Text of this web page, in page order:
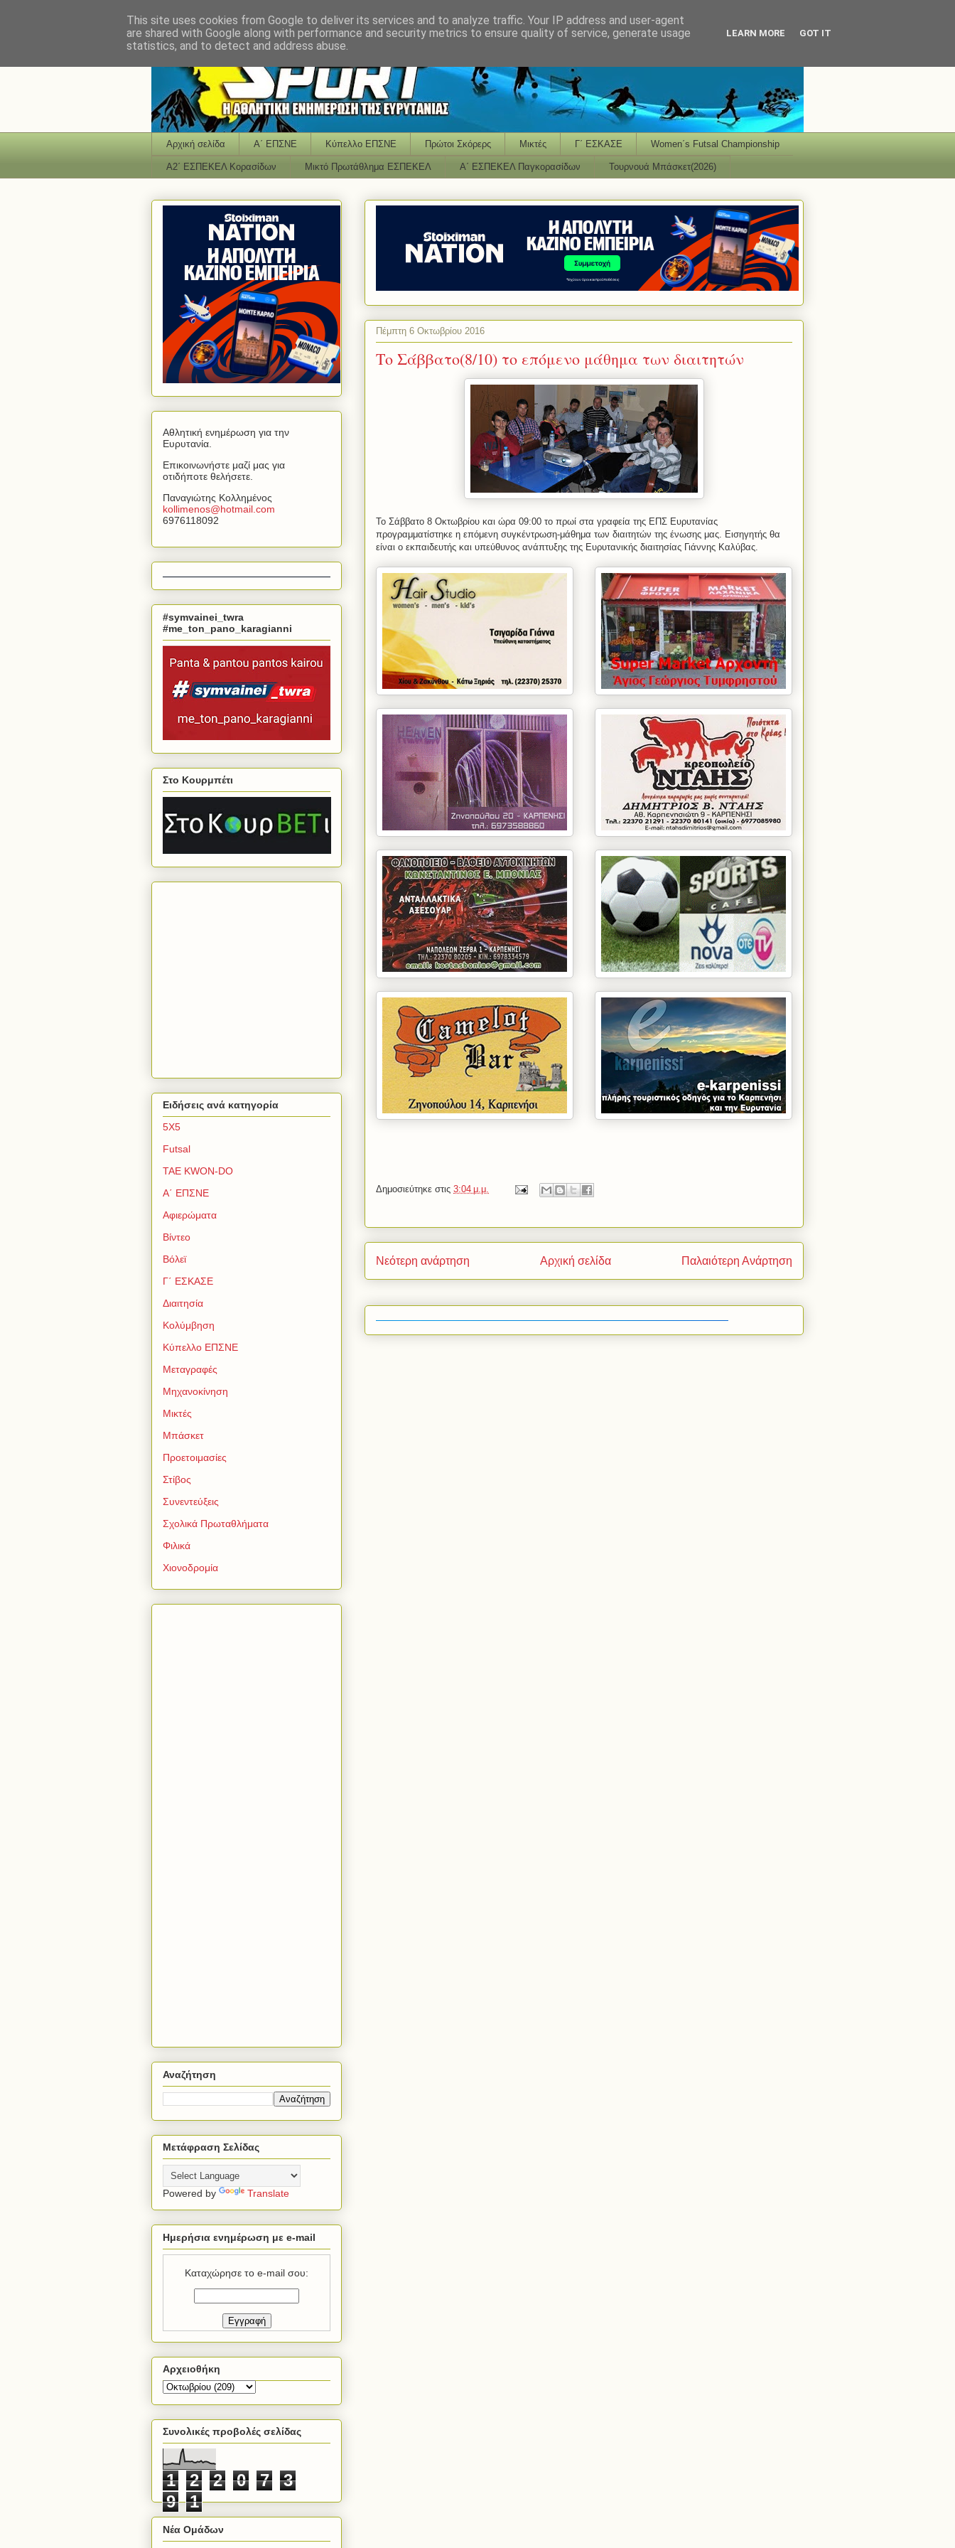
Αρχική σελίδα Α΄ ΕΠΣΝΕ Κύπελλο ΕΠΣΝΕ Πρώτοι Σκόρερς Μικτές Γ΄ ΕΣΚΑΣΕ Women΄s Futsal Championship
Α2΄ ΕΣΠΕΚΕΛ Κορασίδων Μικτό Πρωτάθλημα ΕΣΠΕΚΕΛ Α΄ ΕΣΠΕΚΕΛ Παγκορασίδων Τουρνουά Μπάσκετ(2026)
Πέμπτη 6 Οκτωβρίου 2016
Το Σάββατο(8/10) το επόμενο μάθημα των διαιτητών
Το Σάββατο 8 Οκτωβρίου και ώρα 09:00 το πρωί στα γραφεία της ΕΠΣ Ευρυτανίας
προγραμματίστηκε η επόμενη συγκέντρωση-μάθημα των διαιτητών της ένωσης μας. Εισηγητής θα
είναι ο εκπαιδευτής και υπεύθυνος ανάπτυξης της Ευρυτανικής διαιτησίας Γιάννης Καλύβας.
Δημοσιεύτηκε στις 3:04 μ.μ.
Νεότερη ανάρτηση Παλαιότερη Ανάρτηση
Αρχική σελίδα
Αθλητική ενημέρωση για την
Ευρυτανία.
Επικοινωνήστε μαζί μας για
οτιδήποτε θελήσετε.
Παναγιώτης Κολλημένος
kollimenos@hotmail com
6976118092
#symvainei_twra
#me_ton_pano_karagianni
Στο Κουρμπέτι
Ειδήσεις ανά κατηγορία
5Χ5
Futsal
TAE KWON-DO
Α΄ ΕΠΣΝΕ
Αφιερώματα
Βίντεο
Βόλεϊ
Γ΄ ΕΣΚΑΣΕ
Διαιτησία
Κολύμβηση
Κύπελλο ΕΠΣΝΕ
Μεταγραφές
Μηχανοκίνηση
Μικτές
Μπάσκετ
Προετοιμασίες
Στίβος
Συνεντεύξεις
Σχολικά Πρωταθλήματα
Φιλικά
Χιονοδρομία
Αναζήτηση
Μετάφραση Σελίδας
Powered by Translate
Ημερήσια ενημέρωση με e-mail
Καταχώρησε το e-mail σου:
Αρχειοθήκη
Συνολικές προβολές σελίδας
1 2 2 0 7
3
9
1
Νέα Ομάδων
This site uses cookies from Google to deliver its services and to analyze traffic. Your IP address and user-agent
are shared with Google along with performance and security metrics to ensure quality of service, generate usage
statistics, and to detect and address abuse.
LEARN MORE GOT IT